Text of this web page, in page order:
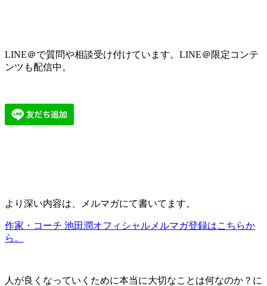
LINE＠で質問や相談受け付けています。LINE＠限定コンテ
ンツも配信中。
より深い内容は、メルマガにて書いてます。
作家・コーチ 池田潤オフィシャルメルマガ登録はこちらか
ら。
人が良くなっていくために本当に大切なことは何なのか？に